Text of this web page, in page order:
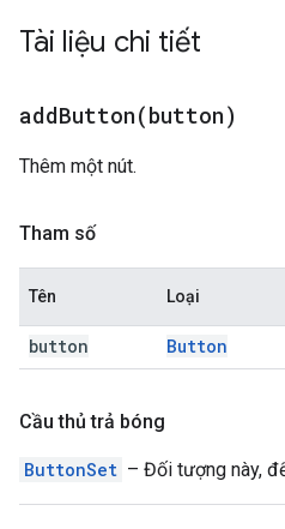
Tài liệu chi tiết
addButton(button)
Thêm một nút.
Tham số
Tên Loại
button Button
Cầu thủ trả bóng
ButtonSet – Đối tượng này,